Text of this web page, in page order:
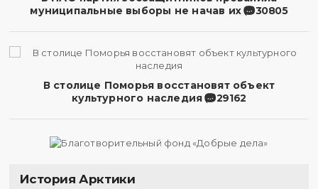
муниципальные выборы не начав их
30805
В столице Поморья восстановят объект
культурного наследия
29162
История Арктики